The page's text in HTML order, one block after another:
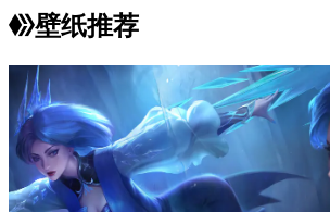
壁纸推荐